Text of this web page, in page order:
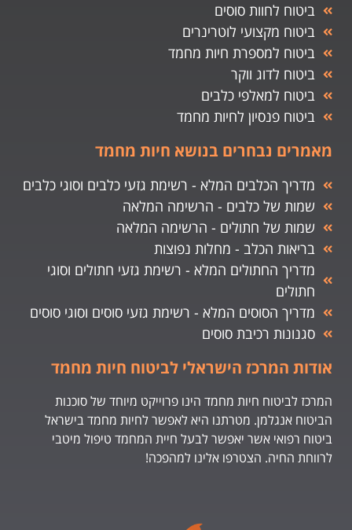
ביטוח לחוות סוסים
ביטוח מקצועי לוטרינרים
ביטוח למספרת חיות מחמד
ביטוח לדוג ווקר
ביטוח למאלפי כלבים
ביטוח פנסיון לחיות מחמד
מאמרים נבחרים בנושא חיות מחמד
מדריך הכלבים המלא - רשימת גזעי כלבים וסוגי כלבים
שמות של כלבים - הרשימה המלאה
שמות של חתולים - הרשימה המלאה
בריאות הכלב - מחלות נפוצות
מדריך החתולים המלא - רשימת גזעי חתולים וסוגי
חתולים
מדריך הסוסים המלא - רשימת גזעי סוסים וסוגי סוסים
סגנונות רכיבת סוסים
אודות המרכז הישראלי לביטוח חיות מחמד
המרכז לביטוח חיות מחמד הינו פרוייקט מיוחד של סוכנות
הביטוח אנגלמן. מטרתנו היא לאפשר לחיות מחמד בישראל
ביטוח רפואי אשר יאפשר לבעל חיית המחמד טיפול מיטבי
לרווחת החיה. הצטרפו אלינו למהפכה!